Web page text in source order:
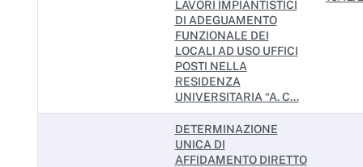
LAVORI IMPIANTISTICI
DI ADEGUAMENTO
FUNZIONALE DEI
LOCALI AD USO UFFICI
POSTI NELLA
RESIDENZA
UNIVERSITARIA “A. C...
DETERMINAZIONE
UNICA DI
AFFIDAMENTO DIRETTO